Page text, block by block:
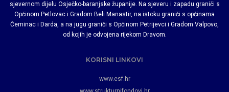
sjevernom dijelu Osječko-baranjske županije. Na sjeveru i zapadu graniči s
Općinom Petlovac i Gradom Beli Manastir, na istoku graniči s općinama
Čeminac i Darda, a na jugu graniči s Općinom Petrijevci i Gradom Valpovo,
od kojih je odvojena rijekom Dravom.
KORISNI LINKOVI
www.esf.hr